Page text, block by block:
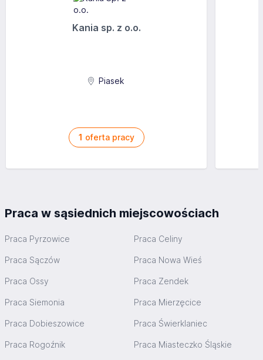
Kania sp. z o.o.
Piasek
1 oferta pracy
Praca w sąsiednich miejscowościach
Praca Pyrzowice Praca Celiny
Praca Sączów Praca Nowa Wieś
Praca Ossy Praca Zendek
Praca Siemonia Praca Mierzęcice
Praca Dobieszowice Praca Świerklaniec
Praca Rogoźnik Praca Miasteczko Śląskie